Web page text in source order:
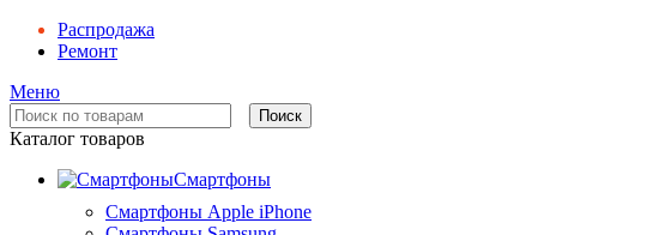
Распродажа
Ремонт
Меню
Поиск
Каталог товаров
Смартфоны
Смартфоны Apple iPhone